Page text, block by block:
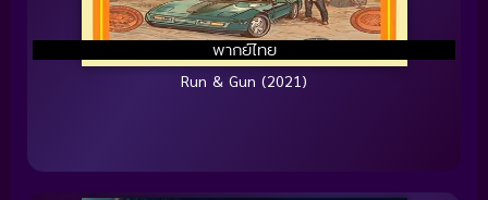
พากย์ไทย
Run & Gun (2021)